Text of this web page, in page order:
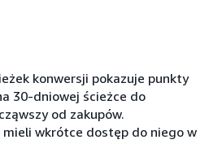
konwersji pokazuje punkty
30-dniowej ścieżce do
od zakupów.
mieli wkrótce dostęp do niego w